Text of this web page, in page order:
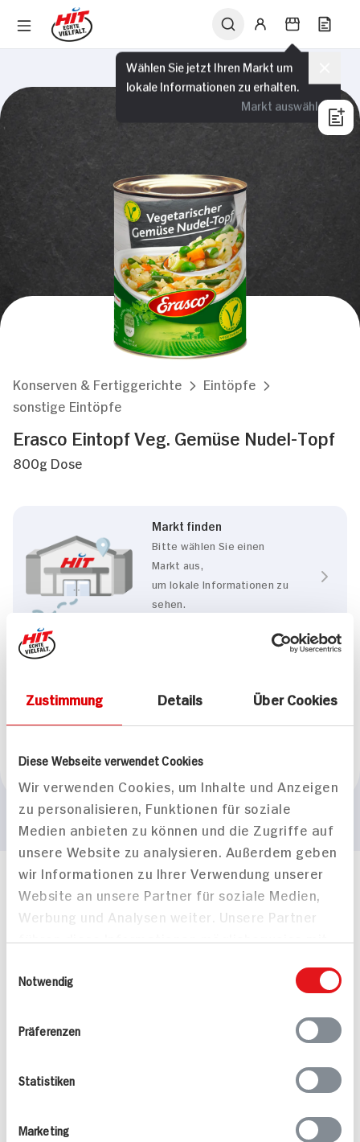
Zustimmung Details Über Cookies
Diese Webseite verwendet Cookies
Wir verwenden Cookies, um Inhalte und Anzeigen
zu personalisieren, Funktionen für soziale
Medien anbieten zu können und die Zugriffe auf
unsere Website zu analysieren. Außerdem geben
wir Informationen zu Ihrer Verwendung unserer
Website an unsere Partner für soziale Medien,
Werbung und Analysen weiter. Unsere Partner
bereitgestellt haben oder die sie im Rahmen
Notwendig
Präferenzen
Statistiken
Marketing
Wählen Sie jetzt Ihren Markt um
lokale Informationen zu erhalten.
Markt auswählen
Konserven & Fertiggerichte
Eintöpfe
sonstige Eintöpfe
Erasco Eintopf Veg. Gemüse Nudel-Topf
800g Dose
Markt finden
Bitte wählen Sie einen
Markt aus,
um lokale Informationen zu
sehen.
Marke
Erasco
Mehr Informationen in unserem FAQ
Wir beantworten gerne Ihre Fragen
Montag - Donnerstag: 9 bis 16 Uhr
Folgen Sie uns auf TikTok
Angebote & Coupons
Rezepte